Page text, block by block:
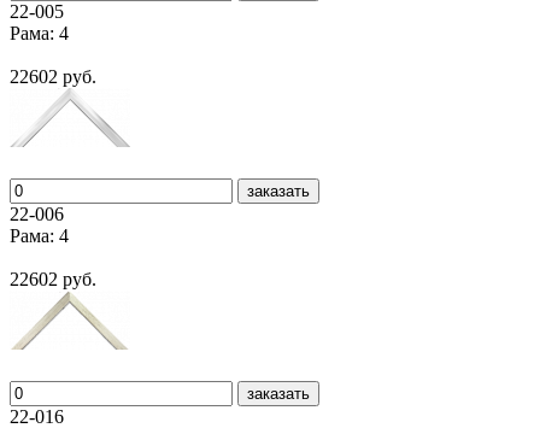
22-005
Рама: 4
22602 руб.
заказать
22-006
Рама: 4
22602 руб.
заказать
22-016